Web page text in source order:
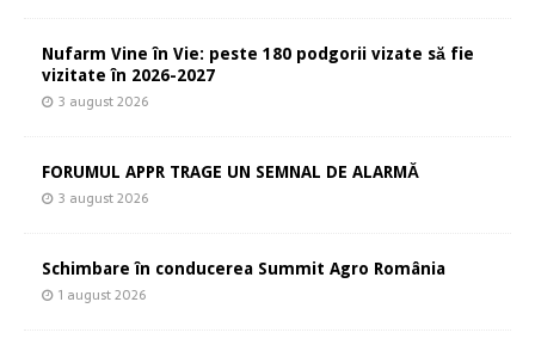
Nufarm Vine în Vie: peste 180 podgorii vizate să fie
vizitate în 2026-2027
3 august 2026
FORUMUL APPR TRAGE UN SEMNAL DE ALARMĂ
3 august 2026
Schimbare în conducerea Summit Agro România
1 august 2026